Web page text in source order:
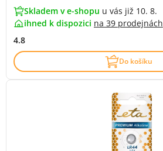
Skladem v e-shopu u vás již 10. 8.
ihned k dispozici na 39 prodejnách
4.8
Do košíku